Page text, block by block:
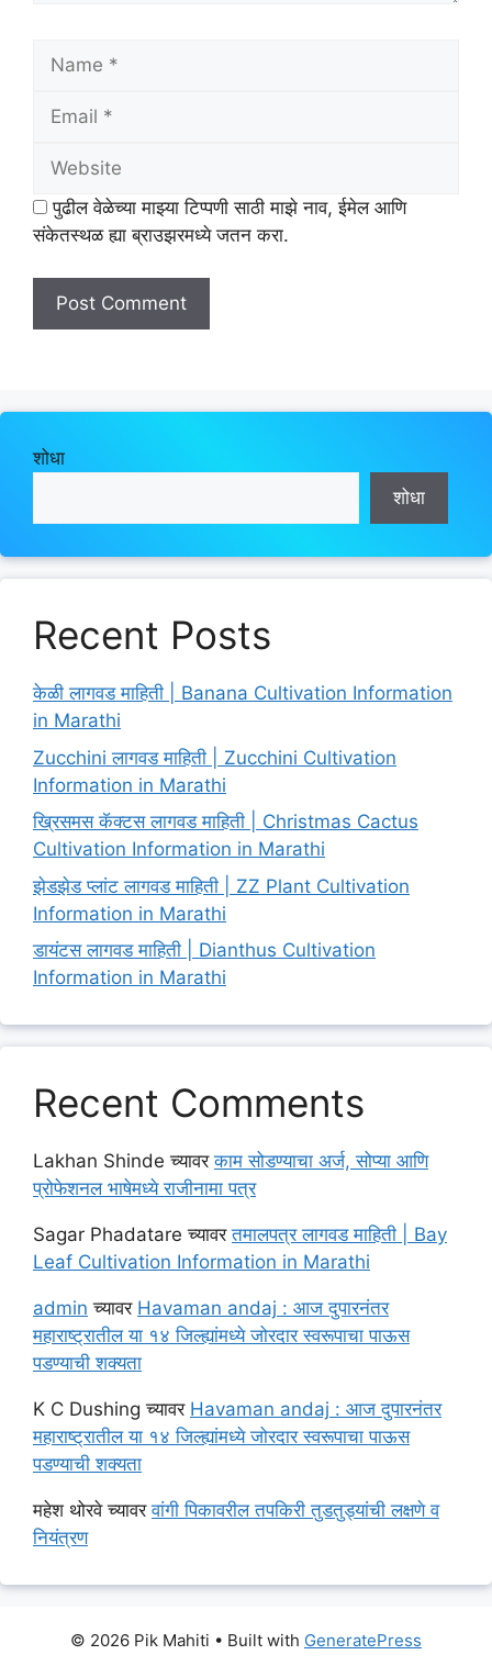
Name
Email
Website
पुढील वेळेच्या माझ्या टिप्पणी साठी माझे नाव, ईमेल आणि
संकेतस्थळ ह्या ब्राउझरमध्ये जतन करा.
शोधा
शोधा
Recent Posts
केळी लागवड माहिती | Banana Cultivation Information
in Marathi
Zucchini लागवड माहिती | Zucchini Cultivation
Information in Marathi
ख्रिसमस कॅक्टस लागवड माहिती | Christmas Cactus
Cultivation Information in Marathi
झेडझेड प्लांट लागवड माहिती | ZZ Plant Cultivation
Information in Marathi
डायंटस लागवड माहिती | Dianthus Cultivation
Information in Marathi
Recent Comments
Lakhan Shinde च्यावरकाम सोडण्याचा अर्ज, सोप्या आणि
प्रोफेशनल भाषेमध्ये राजीनामा पत्र
Sagar Phadatare च्यावरतमालपत्र लागवड माहिती | Bay
Leaf Cultivation Information in Marathi
admin च्यावर Havaman andaj : आज दुपारनंतर
महाराष्ट्रातील या १४ जिल्ह्यांमध्ये जोरदार स्वरूपाचा पाऊस
पडण्याची शक्यता
K C Dushing च्यावर Havaman andaj : आज दुपारनंतर
महाराष्ट्रातील या १४ जिल्ह्यांमध्ये जोरदार स्वरूपाचा पाऊस
पडण्याची शक्यता
महेश थोरवेच्यावरवांगी पिकावरील तपकिरी तुडतुड्यांची लक्षणे व
नियंत्रण
© 2026 Pik Mahiti • Built with GeneratePress